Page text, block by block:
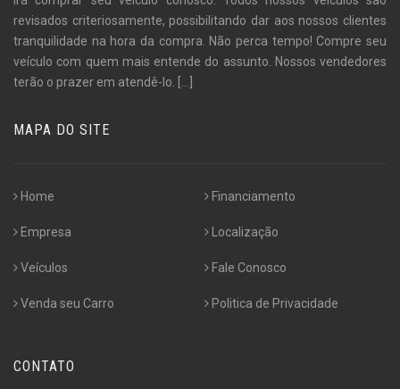
revisados criteriosamente, possibilitando dar aos nossos clientes
tranquilidade na hora da compra. Não perca tempo! Compre seu
veículo com quem mais entende do assunto. Nossos vendedores
terão o prazer em atendê-lo. [...]
MAPA DO SITE
Home
Empresa
Veículos
Venda seu Carro
Financiamento
Localização
Fale Conosco
Politica de Privacidade
CONTATO